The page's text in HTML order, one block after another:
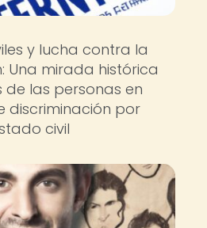
y lucha contra la
Una mirada histórica
de las personas en
discriminación por
civil